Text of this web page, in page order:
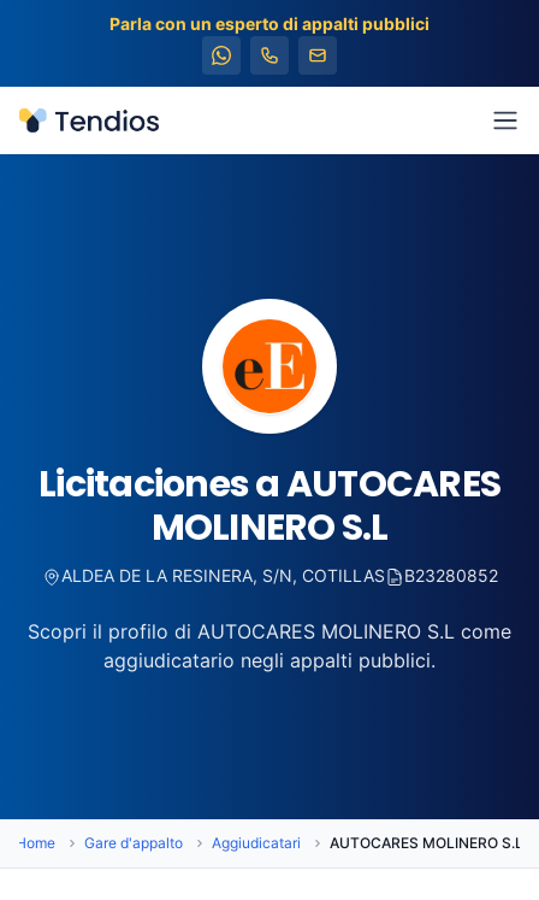
Parla con un esperto di appalti pubblici
Tendios
Licitaciones a AUTOCARES
MOLINERO S.L
ALDEA DE LA RESINERA, S/N, COTILLAS B23280852
Scopri il profilo di AUTOCARES MOLINERO S.L come
aggiudicatario negli appalti pubblici.
Home Gare d'appalto Aggiudicatari AUTOCARES MOLINERO S.L